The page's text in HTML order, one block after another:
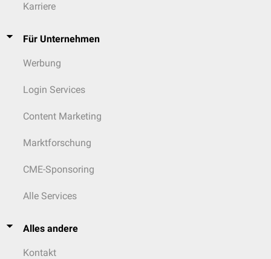
Karriere
Für Unternehmen
Werbung
Login Services
Content Marketing
Marktforschung
CME-Sponsoring
Alle Services
Alles andere
Kontakt